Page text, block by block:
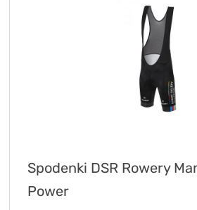
Spodenki DSR Rowery
Power